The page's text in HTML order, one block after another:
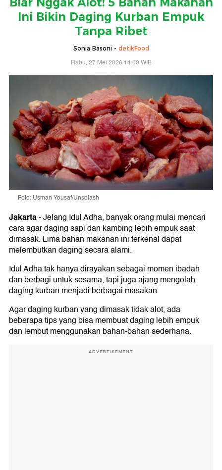
Ini Bikin Daging Kurban Empuk
Tanpa Ribet
Sonia Basoni - detikFood
Rabu, 27 Mei 2026 14:00 WIB
Foto: Usman Yousaf/Unsplash
Jakarta-Jelang Idul Adha, banyak orang mulai mencari
cara agar daging sapi dan kambing lebih empuk saat
dimasak. Lima bahan makanan ini terkenal dapat
melembutkan daging secara alami.
Idul Adha tak hanya dirayakan sebagai momen ibadah
dan berbagi untuk sesama, tapi juga ajang mengolah
daging kurban menjadi berbagai masakan.
Agar daging kurban yang dimasak tidak alot, ada
beberapa tips yang bisa membuat daging lebih empuk
dan lembut menggunakan bahan-bahan sederhana.
ADVERTISEMENT